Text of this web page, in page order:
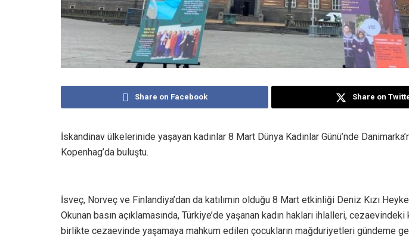
Share on Facebook Share on
İskandinav ülkelerinide yaşayan kadınlar 8 Mart Dünya Kadınlar Günü’nde
Kopenhag’da buluştu.
İsveç, Norveç ve Finlandiya’dan da katılımın olduğu 8 Mart etkinliği Deniz Kızı
Okunan basın açıklamasında, Türkiye’de yaşanan kadın hakları ihlalleri, cezaevindeki
birlikte cezaevinde yaşamaya mahkum edilen çocukların mağduriyetleri gündeme